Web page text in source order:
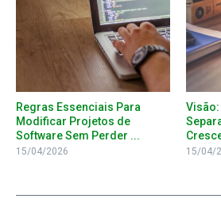
Regras Essenciais Para
Modificar Projetos de
Software Sem Perder ...
15/04/2026 15/04/